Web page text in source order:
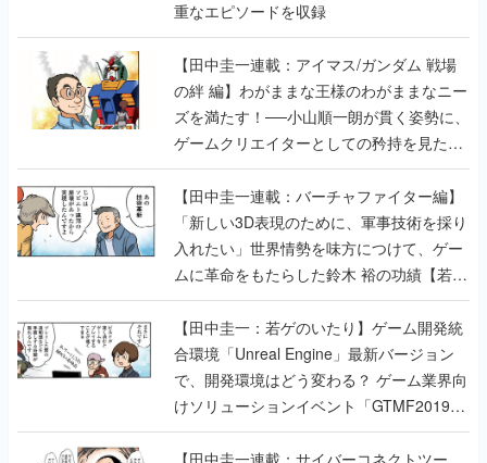
重なエピソードを収録
【田中圭一連載：アイマス/ガンダム 戦場
の絆 編】わがままな王様のわがままなニー
ズを満たす！──小山順一朗が貫く姿勢に、
ゲームクリエイターとしての矜持を見た
【若ゲのいたり最終回】
【田中圭一連載：バーチャファイター編】
「新しい3D表現のために、軍事技術を採り
入れたい」世界情勢を味方につけて、ゲー
ムに革命をもたらした鈴木 裕の功績【若ゲ
のいたり】
【田中圭一：若ゲのいたり】ゲーム開発統
合環境「Unreal Engine」最新バージョン
で、開発環境はどう変わる？ ゲーム業界向
けソリューションイベント「GTMF2019」
に行って、より理解を深めよう【PR】